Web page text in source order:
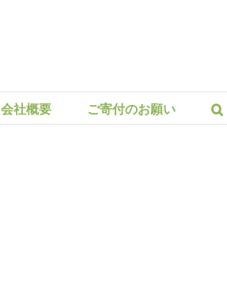
会社概要 ご寄付のお願い